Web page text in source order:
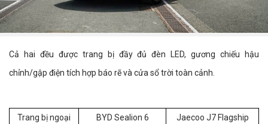
Cả hai đều được trang bị đầy đủ đèn LED, gương chiếu hậu
chỉnh/gập điện tích hợp báo rẽ và cửa sổ trời toàn cảnh.
Trang bị ngoại
BYD Sealion 6
Jaecoo J7 Flagship